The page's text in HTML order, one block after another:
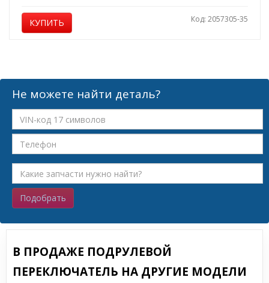
КУПИТЬ Код: 2057305-35
Не можете найти деталь?
Подобрать
В ПРОДАЖЕ ПОДРУЛЕВОЙ
ПЕРЕКЛЮЧАТЕЛЬ НА ДРУГИЕ МОДЕЛИ